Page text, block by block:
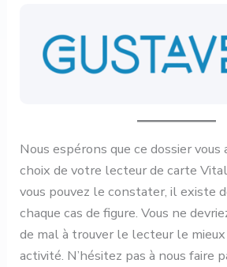
Nous espérons que ce dossier vous
choix de votre lecteur de carte
vous pouvez le constater, il existe
chaque cas de figure. Vous ne
de mal à trouver le lecteur le
activité. N’hésitez pas à nous faire